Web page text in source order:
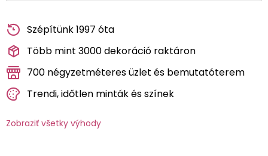
Szépítünk 1997 óta
Több mint 3000 dekoráció raktáron
700 négyzetméteres üzlet és bemutatóterem
Trendi, időtlen minták és színek
Zobraziť všetky výhody